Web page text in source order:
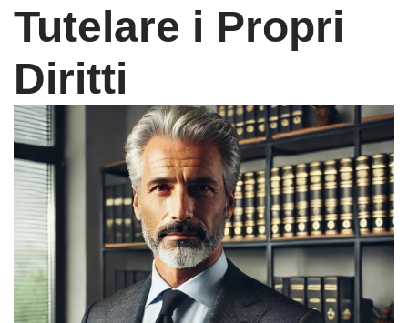
Tutelare i Propri
Diritti